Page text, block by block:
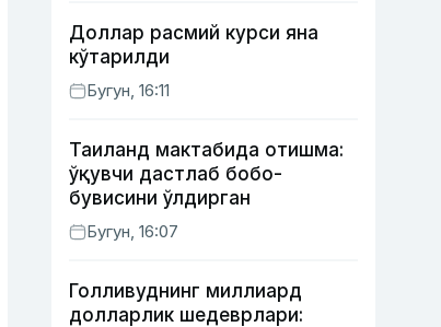
Доллар расмий курси яна
кўтарилди
Бугун, 16:11
Таиланд мактабида отишма:
ўқувчи дастлаб бобо-
бувисини ўлдирган
Бугун, 16:07
Голливуднинг миллиард
долларлик шедеврлари: